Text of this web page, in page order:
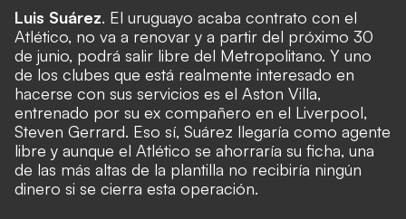
Luis Suárez. El uruguayo acaba contrato con el
Atlético, no va a renovar y a partir del próximo 30
de junio, podrá salir libre del Metropolitano. Y uno
de los clubes que está realmente interesado en
hacerse con sus servicios es el Aston Villa,
entrenado por su ex compañero en el Liverpool,
Steven Gerrard. Eso sí, Suárez llegaría como agente
libre y aunque el Atlético se ahorraría su ficha, una
de las más altas de la plantilla no recibiría ningún
dinero si se cierra esta operación.